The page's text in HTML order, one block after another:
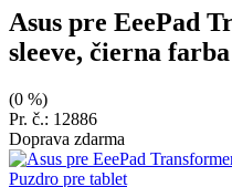
Asus pre EeePad
sleeve, čierna farba
(0 %)
Pr. č.: 12886
Doprava zdarma